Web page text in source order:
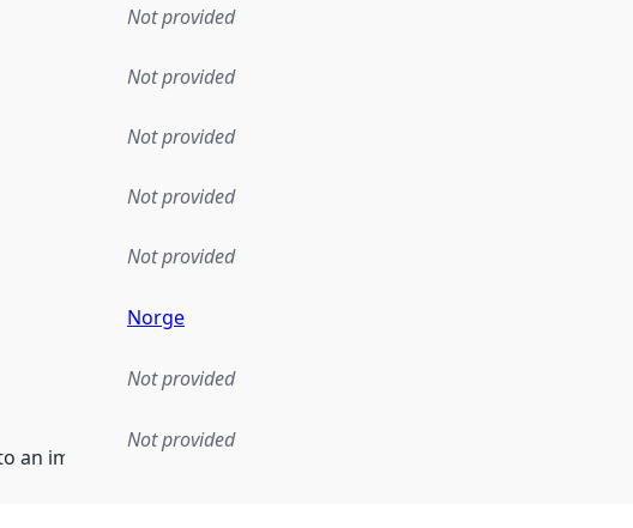
Not provided
Not provided
Not provided
Not provided
Not provided
Norge
Not provided
an implementation rule or other specification that forms the basis
Not provided